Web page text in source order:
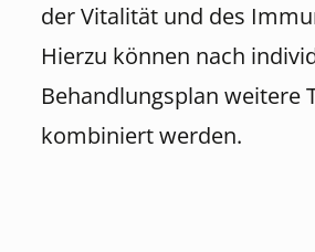
der Vitalität und des
Hierzu können nach
Behandlungsplan weitere
kombiniert werden.